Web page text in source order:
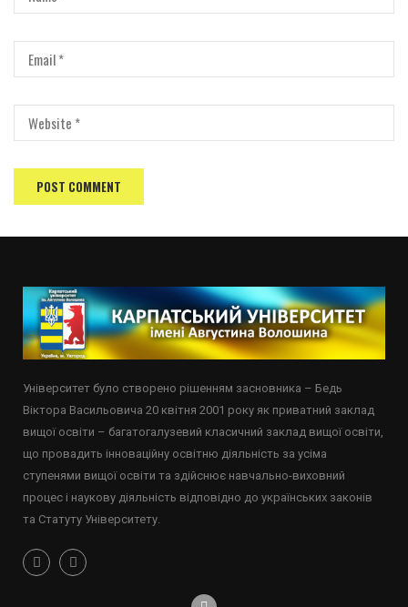
Університет було створено рішенням засновника – Бедь
Віктора Васильовича 20 квітня 2001 року як приватний заклад
вищої освіти – багатогалузевий класичний заклад вищої освіти,
що провадить інноваційну освітню діяльність за усіма
ступенями вищої освіти та здійснює навчально-виховний
процес і наукову діяльність відповідно до українських законів
та Статуту Університету.